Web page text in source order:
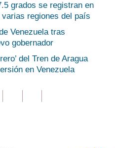
grados se registran en
regiones del país
Venezuela tras
gobernador
del Tren de Aragua
en Venezuela